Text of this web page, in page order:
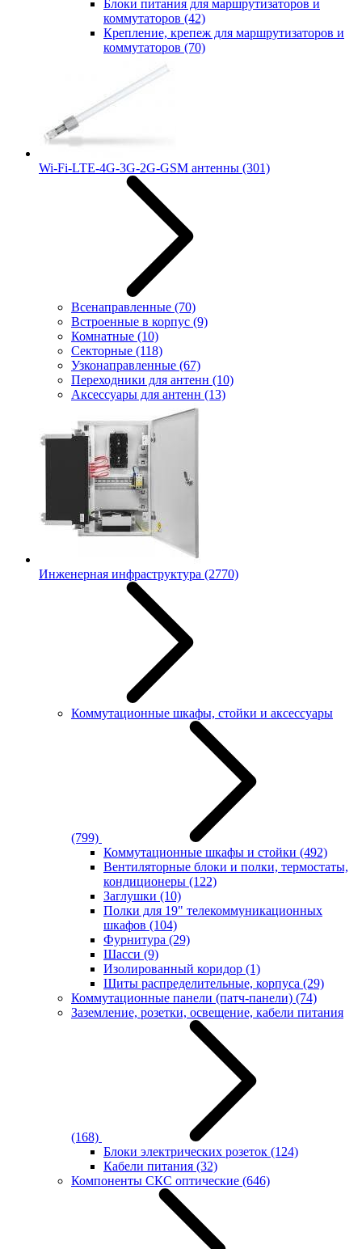
Блоки питания для маршрутизаторов и
коммутаторов (42)
Крепление, крепеж для маршрутизаторов и
коммутаторов (70)
Wi-Fi-LTE-4G-3G-2G-GSM антенны (301)
Всенаправленные (70)
Встроенные в корпус (9)
Комнатные (10)
Секторные (118)
Узконаправленные (67)
Переходники для антенн (10)
Аксессуары для антенн (13)
Инженерная инфраструктура (2770)
Коммутационные шкафы, стойки и аксессуары
(799)
Коммутационные шкафы и стойки (492)
Вентиляторные блоки и полки, термостаты,
кондиционеры (122)
Заглушки (10)
Полки для 19" телекоммуникационных
шкафов (104)
Фурнитура (29)
Шасси (9)
Изолированный коридор (1)
Щиты распределительные, корпуса (29)
Коммутационные панели (патч-панели) (74)
Заземление, розетки, освещение, кабели питания
(168)
Блоки электрических розеток (124)
Кабели питания (32)
Компоненты СКС оптические (646)